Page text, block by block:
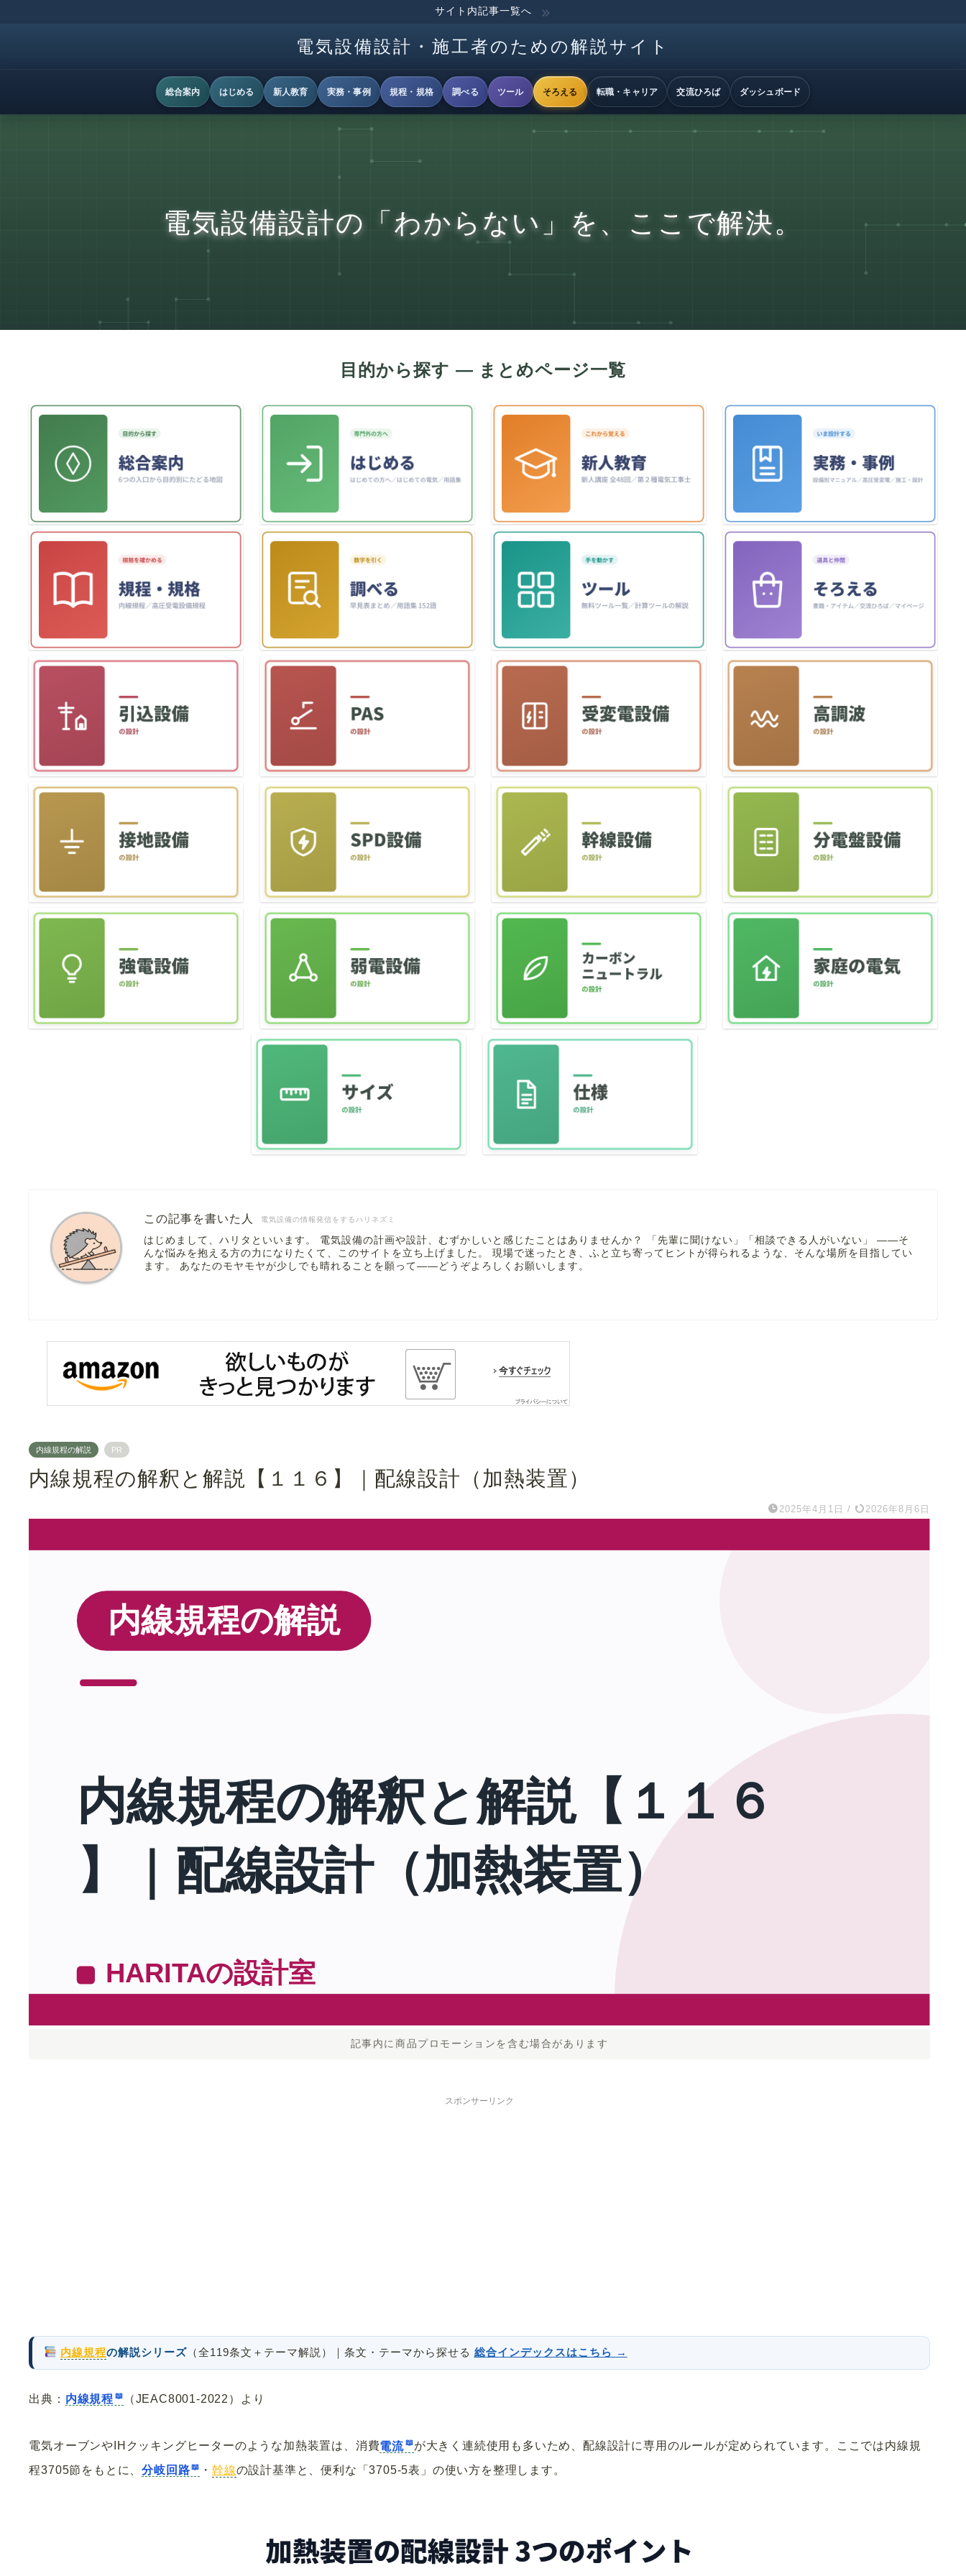
サイト内記事一覧へ
電気設備設計・施工者のための解説サイト
総合案内 はじめる 新人教育 実務・事例 規程・規格 調べる ツール そろえる 転職・キャリア 交流ひろば ダッシュボード
電気設備設計の「わからない」を、ここで解決。
電気設備の情報発信をするハリネズミ
この記事を書いた人
はじめまして、ハリタといいます。 電気設備の計画や設計、むずかしいと感じたことはありませんか？ 「先輩に聞けない」「相談できる人がいない」 ――そ
んな悩みを抱える方の力になりたくて、このサイトを立ち上げました。 現場で迷ったとき、ふと立ち寄ってヒントが得られるような、そんな場所を目指してい
ます。 あなたのモヤモヤが少しでも晴れることを願って――どうぞよろしくお願いします。
内線規程の解説 PR
内線規程の解釈と解説【１１６】｜配線設計（加熱装置）
2025年4月1日 / 2026年8月6日
記事内に商品プロモーションを含む場合があります
スポンサーリンク
内線規程の解説シリーズ（全119条文＋テーマ解説）｜条文・テーマから探せる 総合インデックスはこちら →
出典： 内線規程 （JEAC8001-2022）より
電気オーブンやIHクッキングヒーターのような加熱装置は、消費電流
が大きく連続使用も多いため、配線設計に専用のルールが定められています。ここでは内線規
程3705節をもとに、分岐回路 ・ 幹線の設計基準と、便利な「3705-5表」の使い方を整理します。